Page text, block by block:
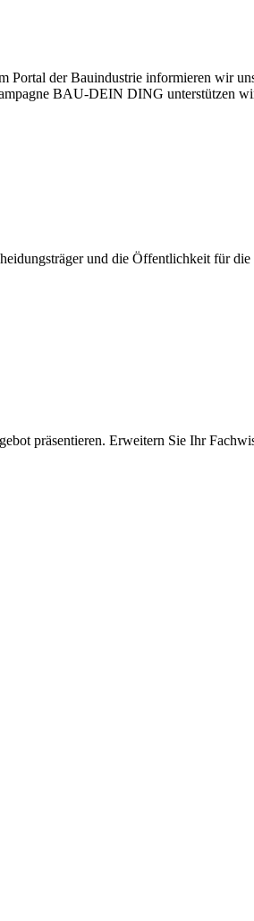
der Bauindustrie informieren wir
BAU-DEIN DING unterstützen
und die Öffentlichkeit für
präsentieren. Erweitern Sie Ihr